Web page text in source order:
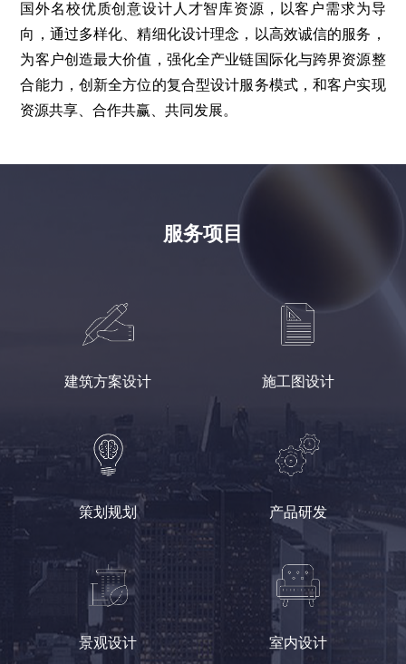
国外名校优质创意设计人才智库资源，以客户需求为导
向，通过多样化、精细化设计理念，以高效诚信的服务，
为客户创造最大价值，强化全产业链国际化与跨界资源整
合能力，创新全方位的复合型设计服务模式，和客户实现
资源共享、合作共赢、共同发展。
服务项目
建筑方案设计 施工图设计
策划规划 产品研发
景观设计 室内设计